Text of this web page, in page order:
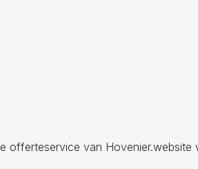
offerteservice van Hovenier.website